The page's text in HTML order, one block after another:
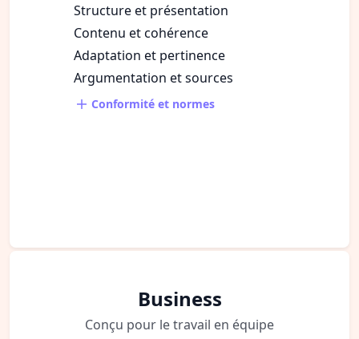
Structure et présentation
Contenu et cohérence
Adaptation et pertinence
Argumentation et sources
Conformité et normes
Business
Conçu pour le travail en équipe